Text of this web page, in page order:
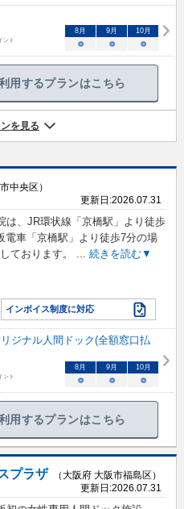
ント
8月 9月 10月
○ ○ ○
用するプランはこちら
を見る
中央区）
更新日:2026.07.31
は、JR環状線「京橋駅」より徒歩
電車「京橋駅」より徒歩7分の場
ております。
続きを読む▼
インボイス制度に対応
ジナル人間ドック(全額窓口払
ント
8 月 9 月 10月
○ ○ ○
用するプランはこちら
プラザ
（大阪府 大阪市福島区）
更新日:2026.07.31